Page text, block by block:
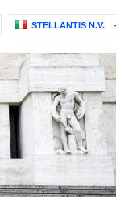
STELLANTIS N.V. -